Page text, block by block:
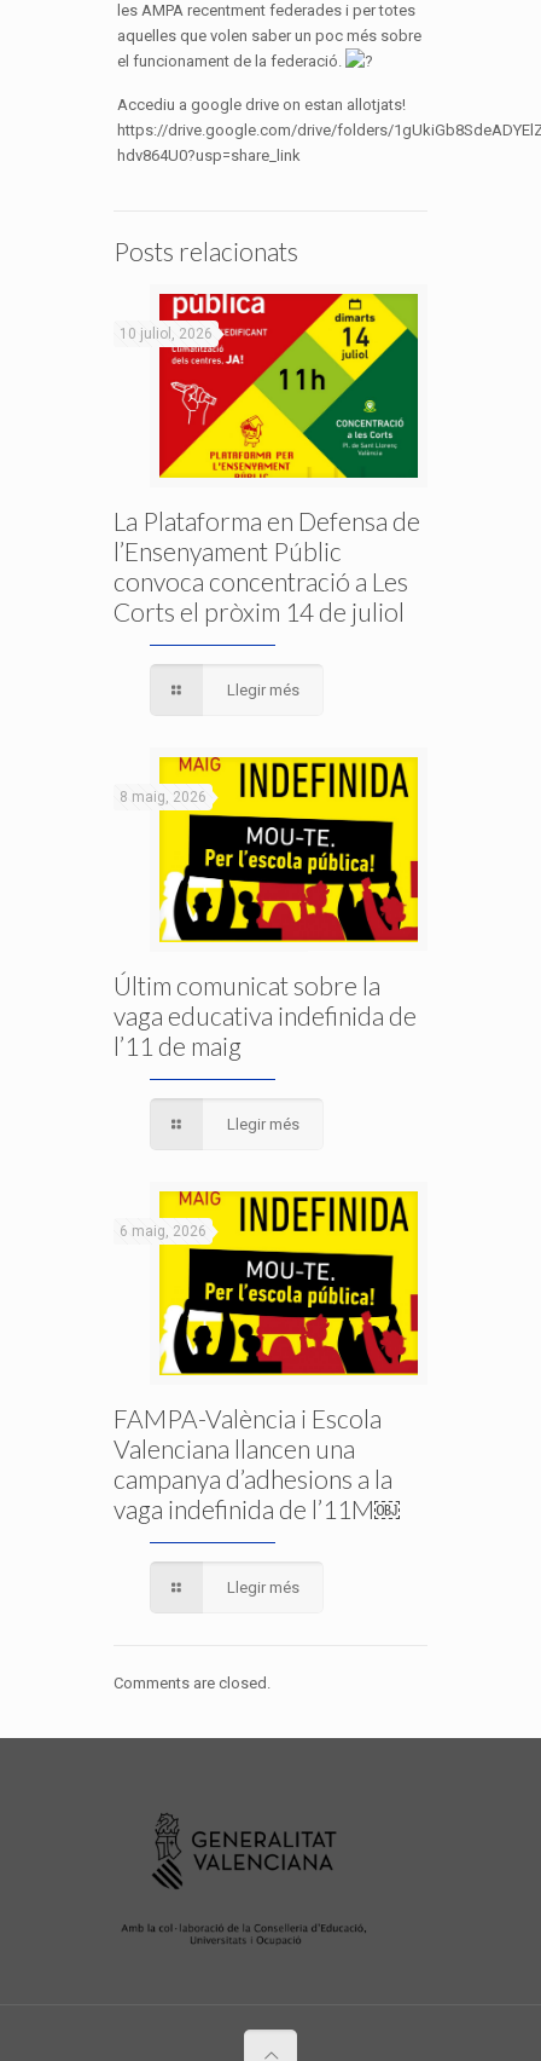
les AMPA recentment federades i per totes
aquelles que volen saber un poc més sobre
el funcionament de la federació.
Accediu a google drive on estan allotjats!
https://drive.google.com/drive/folders/
hdv864U0?usp=share_link
Posts relacionats
10 juliol, 2026
La Plataforma en Defensa de
l’Ensenyament Públic
convoca concentració a Les
Corts el pròxim 14 de juliol
Llegir més
8 maig, 2026
Últim comunicat sobre la
vaga educativa indefinida de
l’11 de maig
Llegir més
6 maig, 2026
FAMPA-València i Escola
Valenciana llancen una
campanya d’adhesions a la
vaga indefinida de l’11M￼
Llegir més
Comments are closed.